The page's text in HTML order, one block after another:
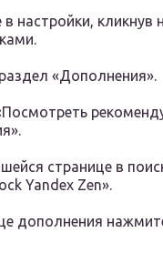
настройки, кликнув
«Дополнения».
странице в
Yandex Zen».
дополнения